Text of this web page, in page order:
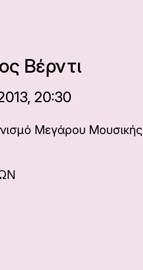
Βέρντι
20:30
Μεγάρου Μουσικής